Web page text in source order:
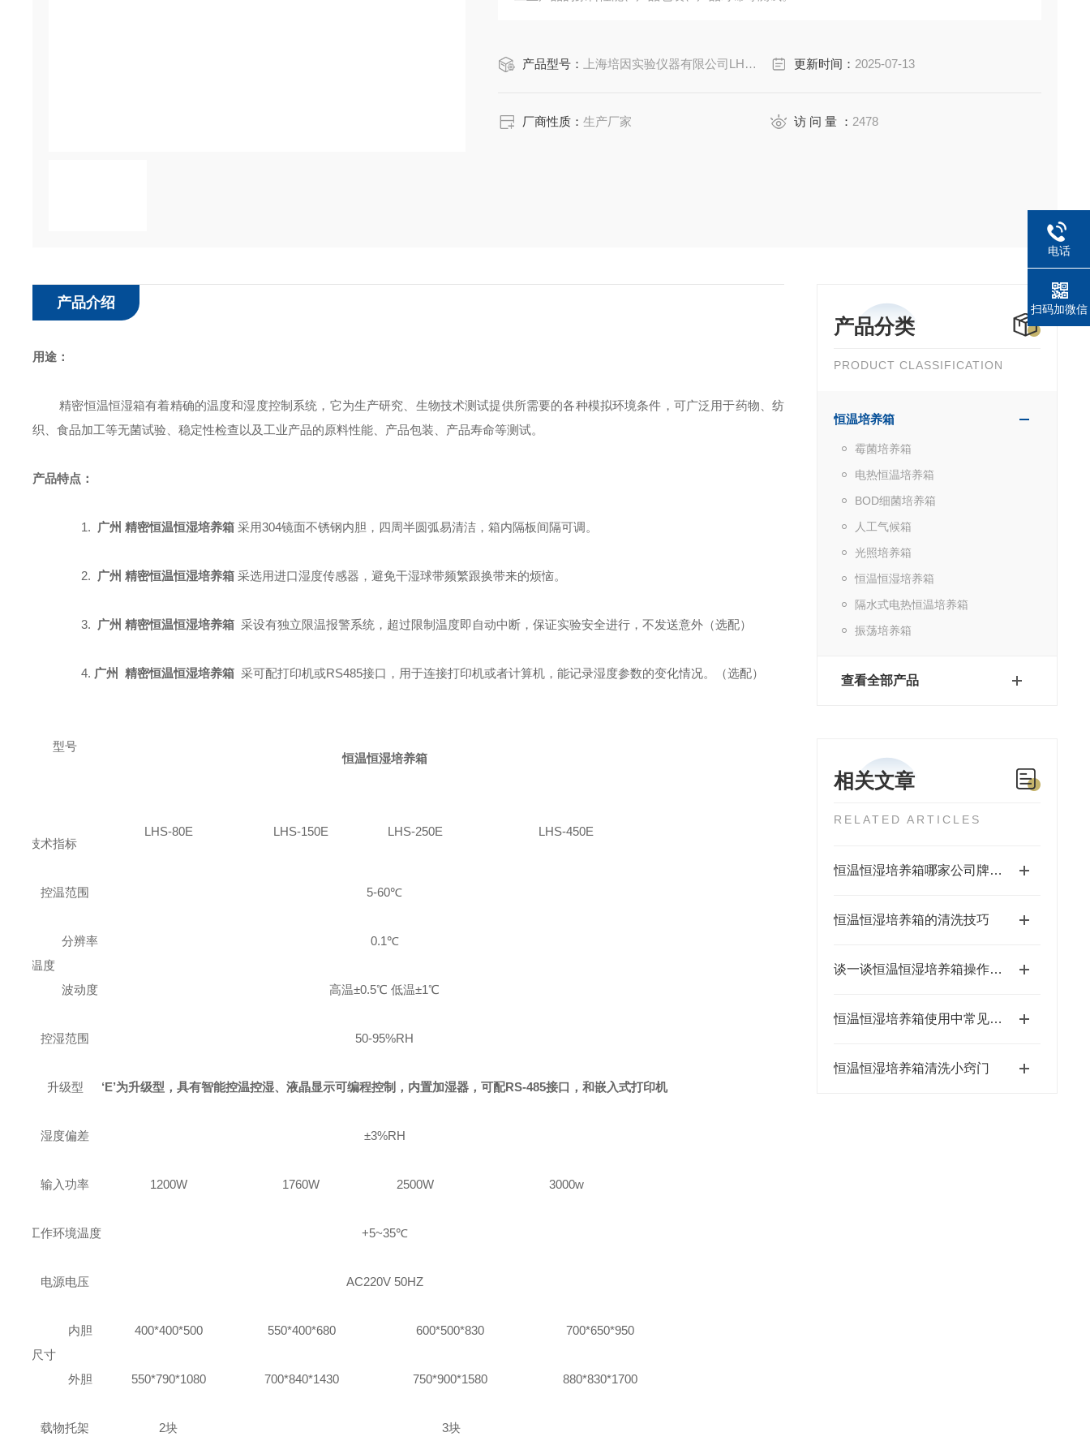
产品型号： 上海培因实验仪器有限公司LHS-250（E） 更新时间： 2025-07-13
厂商性质：生产厂家 访 问 量 ： 2478
产品分类
PRODUCT CLASSIFICATION
恒温培养箱
霉菌培养箱
电热恒温培养箱
BOD细菌培养箱
人工气候箱
光照培养箱
恒温恒湿培养箱
隔水式电热恒温培养箱
振荡培养箱
查看全部产品
相关文章
RELATED ARTICLES
恒温恒湿培养箱哪家公司牌子质量好，推荐上海培因仪器，您的可靠实验伙伴
恒温恒湿培养箱的清洗技巧
谈一谈恒温恒湿培养箱操作注意事项
恒温恒湿培养箱使用中常见问题及解决办法
恒温恒湿培养箱清洗小窍门
产品介绍
用途：
精密恒温恒湿箱有着精确的温度和湿度控制系统，它为生产研究、生物技术测试提供所需要的各种模拟环境条件，可广泛用于药物、纺
织、食品加工等无菌试验、稳定性检查以及工业产品的原料性能、产品包装、产品寿命等测试。
产品特点：
1. 广州 精密恒温恒湿培养箱 采用304镜面不锈钢内胆，四周半圆弧易清洁，箱内隔板间隔可调。
2. 广州 精密恒温恒湿培养箱 采选用进口湿度传感器，避免干湿球带频繁跟换带来的烦恼。
3. 广州 精密恒温恒湿培养箱 采设有独立限温报警系统，超过限制温度即自动中断，保证实验安全进行，不发送意外（选配）
4. 广州 精密恒温恒湿培养箱 采可配打印机或RS485接口，用于连接打印机或者计算机，能记录湿度参数的变化情况。（选配）
型号
技术指标
恒温恒湿培养箱
LHS-80E LHS-150E LHS-250E LHS-450E
控温范围 5-60℃
温度
分辨率 0.1℃
波动度 高温±0.5℃ 低温±1℃
控湿范围 50-95%RH
升级型 ‘E’为升级型，具有智能控温控湿、液晶显示可编程控制，内置加湿器，可配RS-485接口，和嵌入式打印机
湿度偏差 ±3%RH
输入功率 1200W 1760W 2500W 3000w
工作环境温度 +5~35℃
电源电压 AC220V 50HZ
尺寸
内胆 400*400*500 550*400*680 600*500*830 700*650*950
外胆 550*790*1080 700*840*1430 750*900*1580 880*830*1700
载物托架 2块 3块
电话
扫码加微信